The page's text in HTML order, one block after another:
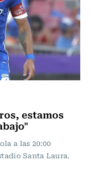
estamos
a las 20:00
Santa Laura.